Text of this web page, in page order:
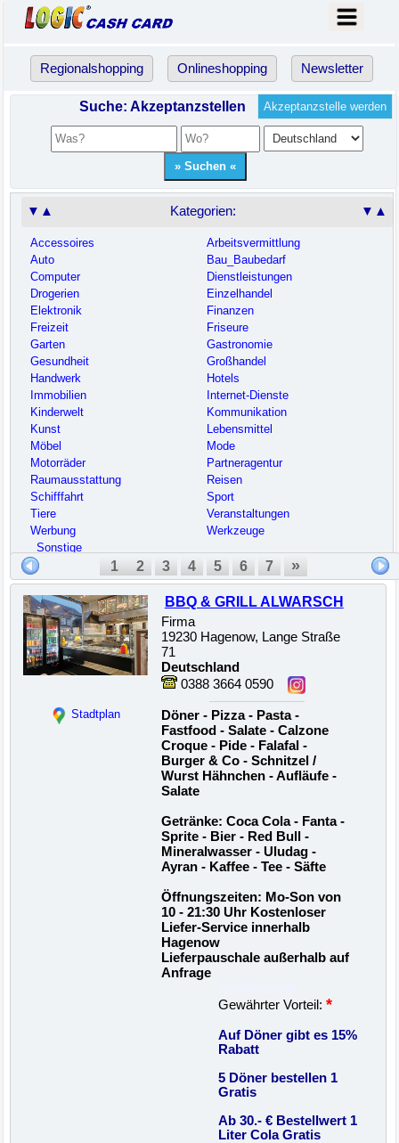
Regionalshopping Onlineshopping Newsletter
Akzeptanzstelle werden
Suche: Akzeptanzstellen
▼▲ ▼▲
Kategorien:
Accessoires
Arbeitsvermittlung
Auto
Bau_Baubedarf
Computer
Dienstleistungen
Drogerien
Einzelhandel
Elektronik
Finanzen
Freizeit
Friseure
Garten
Gastronomie
Gesundheit
Großhandel
Handwerk
Hotels
Immobilien
Internet-Dienste
Kinderwelt
Kommunikation
Kunst
Lebensmittel
Möbel
Mode
Motorräder
Partneragentur
Raumausstattung
Reisen
Schifffahrt
Sport
Tiere
Veranstaltungen
Werbung
Werkzeuge
_Sonstige
1 2 3 4 5 6 7 »
Stadtplan
BBQ & GRILL ALWARSCH
Firma
19230 Hagenow, Lange Straße
71
Deutschland
0388 3664 0590
Döner - Pizza - Pasta -
Fastfood - Salate - Calzone
Croque - Pide - Falafal -
Burger & Co - Schnitzel /
Wurst Hähnchen - Aufläufe -
Salate
Getränke: Coca Cola - Fanta -
Sprite - Bier - Red Bull -
Mineralwasser - Uludag -
Ayran - Kaffee - Tee - Säfte
Öffnungszeiten: Mo-Son von
10 - 21:30 Uhr Kostenloser
Liefer-Service innerhalb
Hagenow
Lieferpauschale außerhalb auf
Anfrage
Gewährter Vorteil: *
Auf Döner gibt es 15%
Rabatt
5 Döner bestellen 1
Gratis
Ab 30.- € Bestellwert 1
Liter Cola Gratis